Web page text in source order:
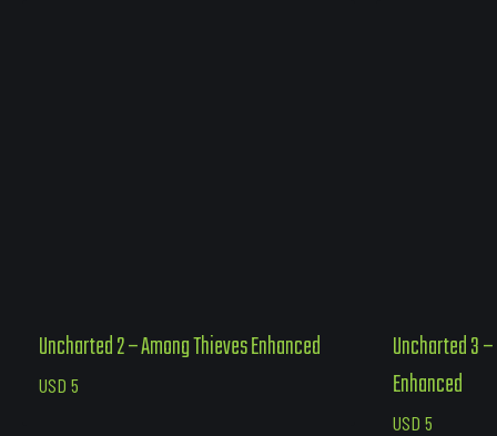
Uncharted 2 – Among Thieves Enhanced
USD 5
Uncharted 3
Enhanced
USD 5